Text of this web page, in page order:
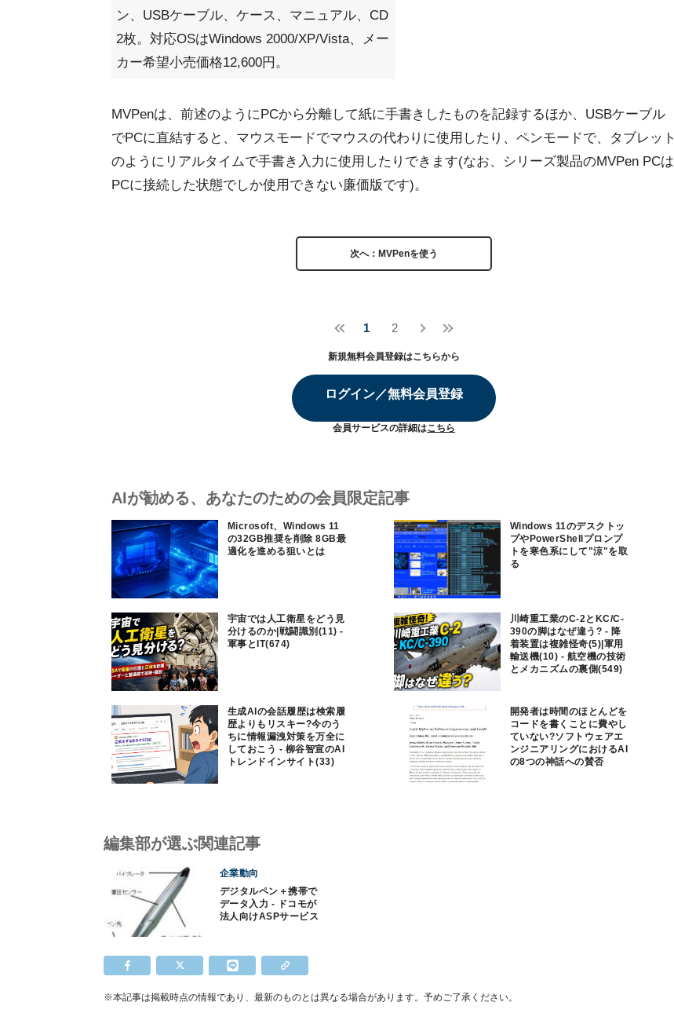
ン、USBケーブル、ケース、マニュアル、CD
2枚。対応OSはWindows 2000/XP/Vista、メー
カー希望小売価格12,600円。
MVPenは、前述のようにPCから分離して紙に手書きしたものを記録するほか、USBケーブル
でPCに直結すると、マウスモードでマウスの代わりに使用したり、ペンモードで、タブレット
のようにリアルタイムで手書き入力に使用したりできます(なお、シリーズ製品のMVPen PCは
PCに接続した状態でしか使用できない廉価版です)。
次へ：MVPenを使う
1 2
新規無料会員登録はこちらから
ログイン／無料会員登録
会員サービスの詳細はこちら
AIが勧める、あなたのための会員限定記事
Microsoft、Windows 11
の32GB推奨を削除 8GB最
適化を進める狙いとは
Windows 11のデスクトッ
プやPowerShellプロンプ
トを寒色系にして"涼"を取
る
宇宙では人工衛星をどう見
分けるのか|戦闘識別(11) -
軍事とIT(674)
川崎重工業のC-2とKC/C-
390の脚はなぜ違う? - 降
着装置は複雑怪奇(5)|軍用
輸送機(10) - 航空機の技術
とメカニズムの裏側(549)
生成AIの会話履歴は検索履
歴よりもリスキー?今のう
ちに情報漏洩対策を万全に
しておこう - 柳谷智宣のAI
トレンドインサイト(33)
開発者は時間のほとんどを
コードを書くことに費やし
ていない?ソフトウェアエ
ンジニアリングにおけるAI
の8つの神話への賛否
編集部が選ぶ関連記事
企業動向
デジタルペン＋携帯で
データ入力 - ドコモが
法人向けASPサービス
※本記事は掲載時点の情報であり、最新のものとは異なる場合があります。予めご了承ください。